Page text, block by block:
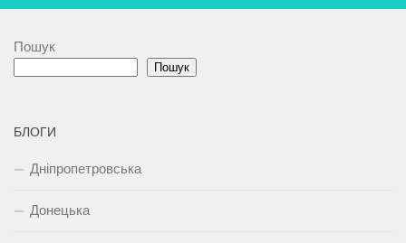
Пошук
Пошук
БЛОГИ
Дніпропетровська
Донецька